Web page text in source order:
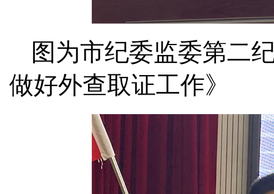
图为市纪委监委第二
做好外查取证工作》